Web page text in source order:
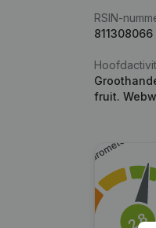
RSIN-
811308066
fruit.